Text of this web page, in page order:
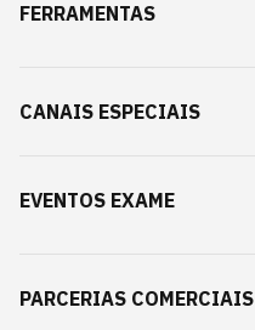
FERRAMENTAS
CANAIS ESPECIAIS
EVENTOS EXAME
PARCERIAS COMERCIAIS